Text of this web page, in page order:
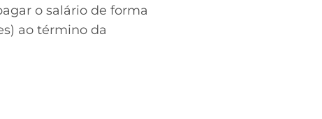
o salário de forma
ao término da